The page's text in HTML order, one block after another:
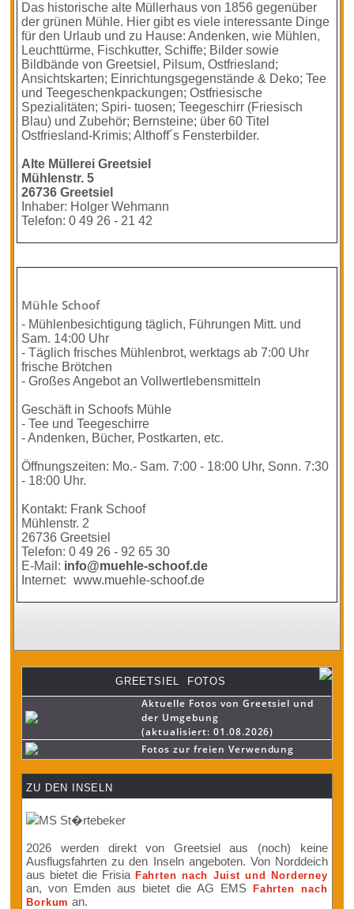
Das historische alte Müllerhaus von 1856 gegenüber
der grünen Mühle. Hier gibt es viele interessante Dinge
für den Urlaub und zu Hause: Andenken, wie Mühlen,
Leuchttürme, Fischkutter, Schiffe; Bilder sowie
Bildbände von Greetsiel, Pilsum, Ostfriesland;
Ansichtskarten; Einrichtungsgegenstände & Deko; Tee
und Teegeschenkpackungen; Ostfriesische
Spezialitäten; Spiri- tuosen; Teegeschirr (Friesisch
Blau) und Zubehör; Bernsteine; über 60 Titel
Ostfriesland-Krimis; Althoff´s Fensterbilder.
Alte Müllerei Greetsiel
Mühlenstr. 5
26736 Greetsiel
Inhaber: Holger Wehmann
Telefon: 0 49 26 - 21 42
Mühle Schoof
- Mühlenbesichtigung täglich, Führungen Mitt. und
Sam. 14:00 Uhr
- Täglich frisches Mühlenbrot, werktags ab 7:00 Uhr
frische Brötchen
- Großes Angebot an Vollwertlebensmitteln
Geschäft in Schoofs Mühle
- Tee und Teegeschirre
- Andenken, Bücher, Postkarten, etc.
Öffnungszeiten: Mo.- Sam. 7:00 - 18:00 Uhr, Sonn. 7:30
- 18:00 Uhr.
Kontakt: Frank Schoof
Mühlenstr. 2
26736 Greetsiel
Telefon: 0 49 26 - 92 65 30
E-Mail: info@muehle-schoof.de
Internet:
www.muehle-schoof.de
GREETSIEL FOTOS
Aktuelle Fotos von Greetsiel und
der Umgebung
(aktualisiert: 01.08.2026)
Fotos zur freien Verwendung
ZU DEN INSELN
2026 werden direkt von Greetsiel aus (noch) keine
Ausflugsfahrten zu den Inseln angeboten. Von Norddeich
aus bietet die Frisia Fahrten nach Juist und Norderney
an, von Emden aus bietet die AG EMSFahrten nach
Borkum an.